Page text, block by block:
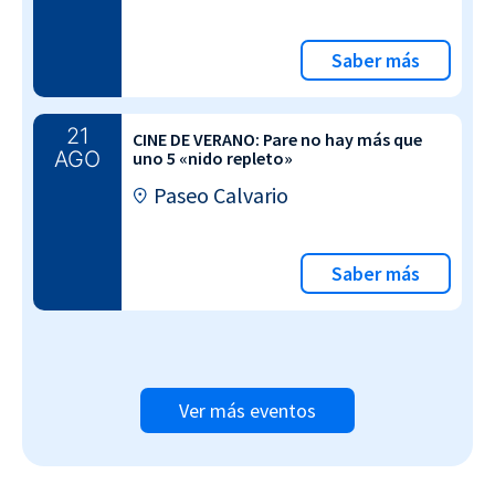
Saber más
21
AGO
CINE DE VERANO: Pare no hay más que
uno 5 «nido repleto»
Paseo Calvario
Saber más
Ver más eventos